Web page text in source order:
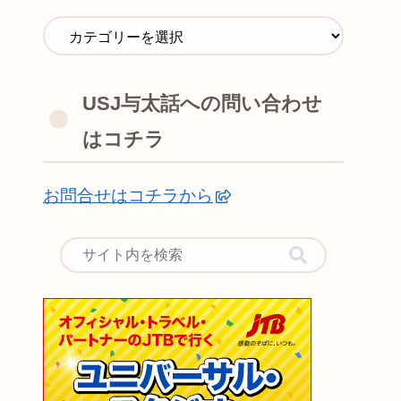
USJ与太話への問い合わせ
はコチラ
お問合せはコチラから